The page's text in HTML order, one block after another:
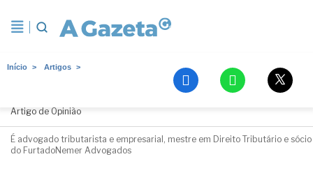
Início Artigos
Artigo de Opinião
É advogado tributarista e empresarial, mestre em Direito Tributário e sócio
do FurtadoNemer Advogados